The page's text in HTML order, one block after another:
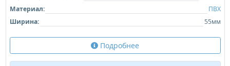
Материал:
ПВХ
Ширина:
55мм
Подробнее